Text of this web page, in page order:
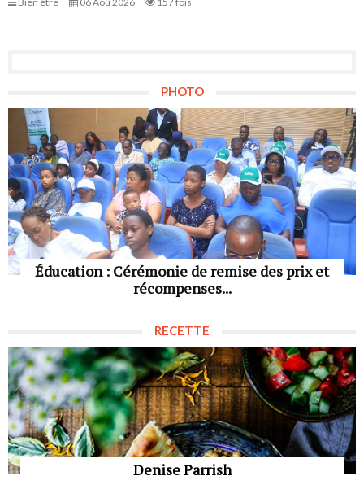
PHOTO
Éducation : Cérémonie de remise des prix et
récompenses...
RECETTE
Denise Parrish